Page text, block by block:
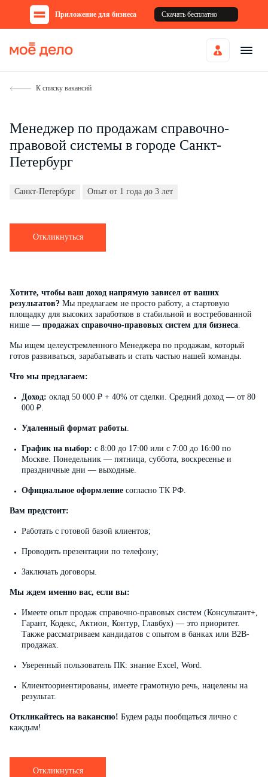
Приложение для бизнеса Скачать бесплатно
К списку вакансий
Менеджер по продажам справочно-
правовой системы в городе Санкт-
Петербург
Санкт-Петербург Опыт от 1 года до 3 лет
Откликнуться
Хотите, чтобы ваш доход напрямую зависел от ваших
результатов? Мы предлагаем не просто работу, а стартовую
площадку для высоких заработков в стабильной и востребованной
нише — продажах справочно-правовых систем для бизнеса.
Мы ищем целеустремленного Менеджера по продажам, который
готов развиваться, зарабатывать и стать частью нашей команды.
Что мы предлагаем:
Доход: оклад 50 000 ₽ + 40% от сделки. Средний доход — от 80
000 ₽.
Удаленный формат работы.
График на выбор: с 8:00 до 17:00 или с 7:00 до 16:00 по
Москве. Понедельник — пятница, суббота, воскресенье и
праздничные дни — выходные.
Официальное оформление согласно ТК РФ.
Вам предстоит:
Работать с готовой базой клиентов;
Проводить презентации по телефону;
Заключать договоры.
Мы ждем именно вас, если вы:
Имеете опыт продаж справочно-правовых систем (Консультант+,
Гарант, Кодекс, Актион, Контур, Главбух) — это приоритет.
Также рассматриваем кандидатов с опытом в банках или B2B-
продажах.
Уверенный пользователь ПК: знание Excel, Word.
Клиентоориентированы, имеете грамотную речь, нацелены на
результат.
Откликайтесь на вакансию! Будем рады пообщаться лично с
каждым!
Откликнуться